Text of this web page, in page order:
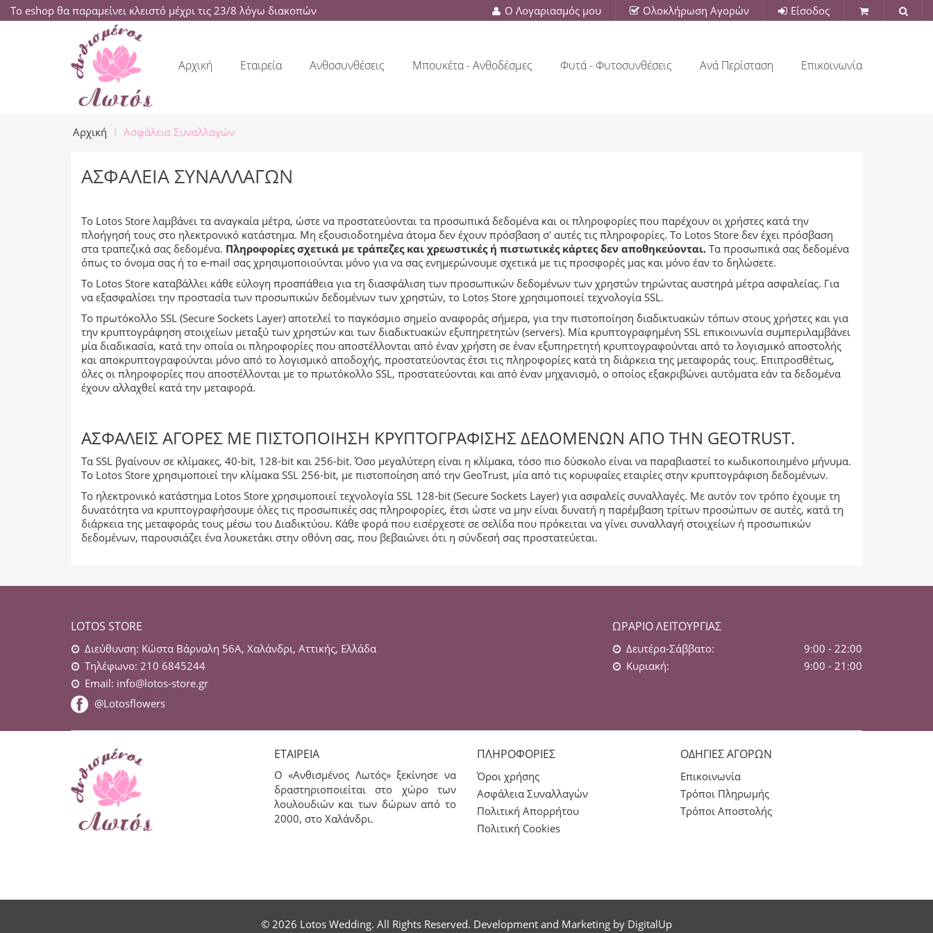
Το eshop θα παραμείνει κλειστό μέχρι τις 23/8 λόγω διακοπών Ο Λογαριασμός μου Ολοκλήρωση Αγορών Είσοδος
Αρχική Εταιρεία Ανθοσυνθέσεις Μπουκέτα - Ανθοδέσμες Φυτά - Φυτοσυνθέσεις Ανά Περίσταση Επικοινωνία
Αρχική Ασφάλεια Συναλλαγών
ΑΣΦΆΛΕΙΑ ΣΥΝΑΛΛΑΓΏΝ
Το Lotos Store λαμβάνει τα αναγκαία μέτρα, ώστε να προστατεύονται τα προσωπικά δεδομένα και οι πληροφορίες που παρέχουν οι χρήστες κατά την
πλοήγησή τους στο ηλεκτρονικό κατάστημα. Μη εξουσιοδοτημένα άτομα δεν έχουν πρόσβαση σ' αυτές τις πληροφορίες. Το Lotos Store δεν έχει πρόσβαση
στα τραπεζικά σας δεδομένα. Πληροφορίες σχετικά με τράπεζες και χρεωστικές ή πιστωτικές κάρτες δεν αποθηκεύονται. Τα προσωπικά σας δεδομένα
όπως το όνομα σας ή το e-mail σας χρησιμοποιούνται μόνο για να σας ενημερώνουμε σχετικά με τις προσφορές μας και μόνο έαν το δηλώσετε.
Το Lotos Store καταβάλλει κάθε εύλογη προσπάθεια για τη διασφάλιση των προσωπικών δεδομένων των χρηστών τηρώντας αυστηρά μέτρα ασφαλείας. Για
να εξασφαλίσει την προστασία των προσωπικών δεδομένων των χρηστών, το Lotos Store χρησιμοποιεί τεχνολογία SSL.
Το πρωτόκολλο SSL (Secure Sockets Layer) αποτελεί το παγκόσμιο σημείο αναφοράς σήμερα, για την πιστοποίηση διαδικτυακών τόπων στους χρήστες και για
την κρυπτογράφηση στοιχείων μεταξύ των χρηστών και των διαδικτυακών εξυπηρετητών (servers). Μία κρυπτογραφημένη SSL επικοινωνία συμπεριλαμβάνει
μία διαδικασία, κατά την οποία οι πληροφορίες που αποστέλλονται από έναν χρήστη σε έναν εξυπηρετητή κρυπτογραφούνται από το λογισμικό αποστολής
και αποκρυπτογραφούνται μόνο από το λογισμικό αποδοχής, προστατεύοντας έτσι τις πληροφορίες κατά τη διάρκεια της μεταφοράς τους. Επιπροσθέτως,
όλες οι πληροφορίες που αποστέλλονται με το πρωτόκολλο SSL, προστατεύονται και από έναν μηχανισμό, ο οποίος εξακριβώνει αυτόματα εάν τα δεδομένα
έχουν αλλαχθεί κατά την μεταφορά.
ΑΣΦΑΛΕΊΣ ΑΓΟΡΈΣ ΜΕ ΠΙΣΤΟΠΟΊΗΣΗ ΚΡΥΠΤΟΓΡΆΦΙΣΗΣ ΔΕΔΟΜΈΝΩΝ ΑΠΌ ΤΗΝ GEOTRUST.
Τα SSL βγαίνουν σε κλίμακες, 40-bit, 128-bit και 256-bit. Όσο μεγαλύτερη είναι η κλίμακα, τόσο πιο δύσκολο είναι να παραβιαστεί το κωδικοποιημένο μήνυμα.
Το Lotos Store χρησιμοποιεί την κλίμακα SSL 256-bit, με πιστοποίηση από την GeoTrust, μία από τις κορυφαίες εταιρίες στην κρυπτογράφιση δεδομένων.
Το ηλεκτρονικό κατάστημα Lotos Store χρησιμοποιεί τεχνολογία SSL 128-bit (Secure Sockets Layer) για ασφαλείς συναλλαγές. Με αυτόν τον τρόπο έχουμε τη
δυνατότητα να κρυπτογραφήσουμε όλες τις προσωπικές σας πληροφορίες, έτσι ώστε να μην είναι δυνατή η παρέμβαση τρίτων προσώπων σε αυτές, κατά τη
διάρκεια της μεταφοράς τους μέσω του Διαδικτύου. Kάθε φορά που εισέρχεστε σε σελίδα που πρόκειται να γίνει συναλλαγή στοιχείων ή προσωπικών
δεδομένων, παρουσιάζει ένα λουκετάκι στην οθόνη σας, που βεβαιώνει ότι η σύνδεσή σας προστατεύεται.
LOTOS STORE
Διεύθυνση: Κώστα Βάρναλη 56Α, Χαλάνδρι, Αττικής, Ελλάδα
Τηλέφωνο: 210 6845244
Email: info@lotos-store.gr
@Lotosflowers
ΩΡΆΡΙΟ ΛΕΙΤΟΥΡΓΊΑΣ
Δευτέρα-Σάββατο:
9:00 - 22:00
Κυριακή:
9:00 - 21:00
ΕΤΑΙΡΕΊΑ
Ο «Ανθισμένος Λωτός» ξεκίνησε να
δραστηριοποιείται στο χώρο των
λουλουδιών και των δώρων από το
2000, στο Χαλάνδρι.
ΠΛΗΡΟΦΟΡΊΕΣ
Όροι χρήσης
Ασφάλεια Συναλλαγών
Πολιτική Απορρήτου
Πολιτική Cookies
ΟΔΗΓΙΕΣ ΑΓΟΡΩΝ
Επικοινωνία
Τρόποι Πληρωμής
Τρόποι Αποστολής
© 2026 Lotos Wedding. All Rights Reserved. Development and Marketing by DigitalUp